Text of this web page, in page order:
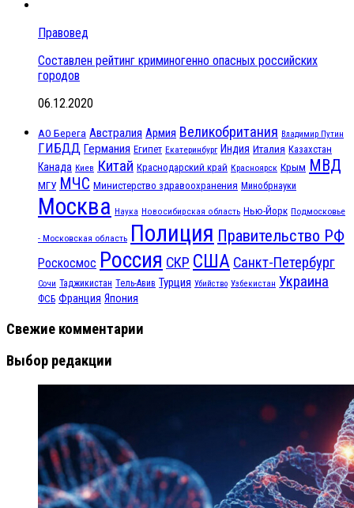
Правовед
Составлен рейтинг криминогенно опасных российских
городов
06.12.2020
АО Берега Австралия Армия Великобритания Владимир Путин
ГИБДД Германия Египет Екатеринбург Индия Италия Казахстан
Канада Киев Китай Краснодарский край Красноярск Крым МВД
МГУ МЧС Министерство здравоохранения Минобрнауки
Москва Наука Новосибирская область Нью-Йорк Подмосковье
- Московская область Полиция Правительство РФ
Роскосмос Россия СКР США Санкт-Петербург
Сочи Таджикистан Тель-Авив Турция Убийство Узбекистан Украина
ФСБ Франция Япония
Свежие комментарии
Выбор редакции